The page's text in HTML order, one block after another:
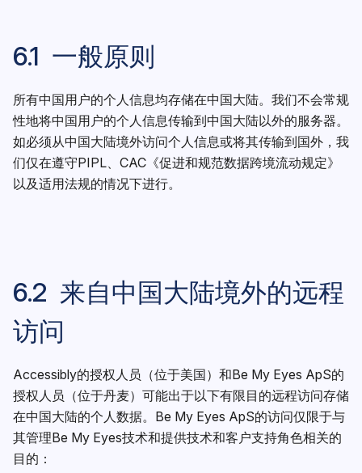
6.1 一般原则
所有中国用户的个人信息均存储在中国大陆。我们不会常规
性地将中国用户的个人信息传输到中国大陆以外的服务器。
如必须从中国大陆境外访问个人信息或将其传输到国外，我
们仅在遵守PIPL、CAC《促进和规范数据跨境流动规定》
以及适用法规的情况下进行。
6.2 来自中国大陆境外的远程
访问
Accessibly的授权人员（位于美国）和Be My Eyes ApS的
授权人员（位于丹麦）可能出于以下有限目的远程访问存储
在中国大陆的个人数据。Be My Eyes ApS的访问仅限于与
其管理Be My Eyes技术和提供技术和客户支持角色相关的
目的：